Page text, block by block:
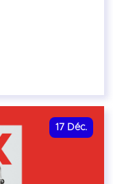
17 Déc.